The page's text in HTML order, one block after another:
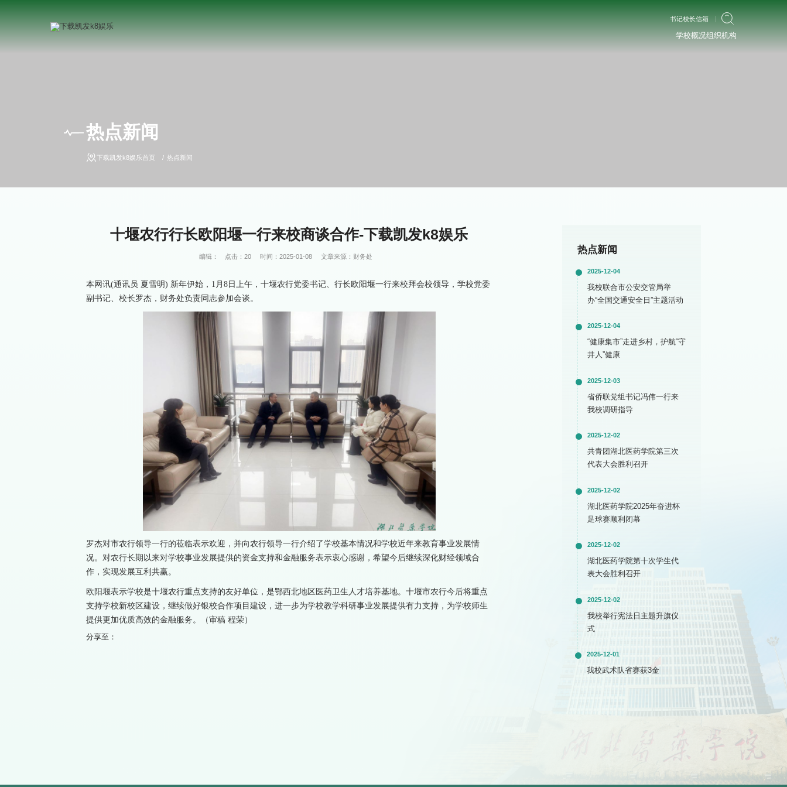
书记校长信箱
学校概况组织机构
热点新闻
下载凯发k8娱乐首页 热点新闻
十堰农行行长欧阳堰一行来校商谈合作-下载凯发k8娱乐
编辑： 点击： 20 时间：2025-01-08 文章来源：财务处
本网讯(通讯员 夏雪明) 新年伊始，1月8日上午，十堰农行党委书记、行长欧阳堰一行来校拜会校领导，学校党委
副书记、校长罗杰，财务处负责同志参加会谈。
罗杰对市农行领导一行的莅临表示欢迎，并向农行领导一行介绍了学校基本情况和学校近年来教育事业发展情
况。对农行长期以来对学校事业发展提供的资金支持和金融服务表示衷心感谢，希望今后继续深化财经领域合
作，实现发展互利共赢。
欧阳堰表示学校是十堰农行重点支持的友好单位，是鄂西北地区医药卫生人才培养基地。十堰市农行今后将重点
支持学校新校区建设，继续做好银校合作项目建设，进一步为学校教学科研事业发展提供有力支持，为学校师生
提供更加优质高效的金融服务。（审稿 程荣）
分享至：
热点新闻
2025-12-04
我校联合市公安交管局举
办“全国交通安全日”主题活动
2025-12-04
“健康集市”走进乡村，护航“守
井人”健康
2025-12-03
省侨联党组书记冯伟一行来
我校调研指导
2025-12-02
共青团湖北医药学院第三次
代表大会胜利召开
2025-12-02
湖北医药学院2025年奋进杯
足球赛顺利闭幕
2025-12-02
湖北医药学院第十次学生代
表大会胜利召开
2025-12-02
我校举行宪法日主题升旗仪
式
2025-12-01
我校武术队省赛获3金